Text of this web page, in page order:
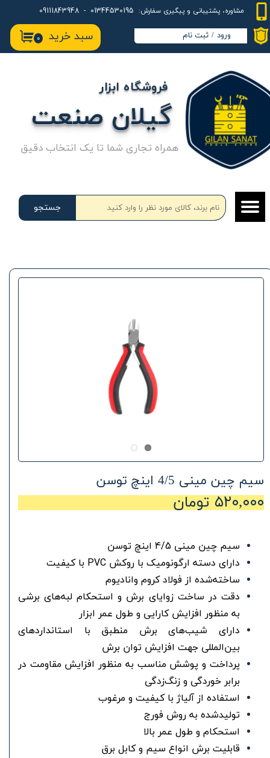
مشاوره، پشتیبانی و پیگیری سفارش:
۰ سبد خرید ورود / ثبت نام
حساب کاربری من
تغییر گذر واژه
سفارشات
خروج از حساب کاربری
جستجو
گیلان صنعت
فروشگاه ابزار
همراه تجاری شما تا یک انتخاب دقیق
سیم‌ چین مینی 4/5 اینچ توسن
۵۲۰,۰۰۰ تومان
سیم‌ چین مینی 4/5 اینچ توسن
دارای دسته ارگونومیک با روکش PVC با کیفیت
ساخته‌شده از فولاد کروم وانادیوم
دقت در ساخت زوایای برش و استحکام لبه‌های برشی
به منظور افزایش کارایی و طول عمر ابزار
دارای شیب‌های برش منطبق با استانداردهای
بین‌المللی جهت افزایش توان برش
پرداخت و پوشش مناسب به منظور افزایش مقاومت در
برابر خوردگی و زنگ‌زدگی
استفاده از آلیاژ با کیفیت و مرغوب
تولیدشده به روش فورج
استحکام و طول عمر بالا
قابلیت برش انواع سیم و کابل برق